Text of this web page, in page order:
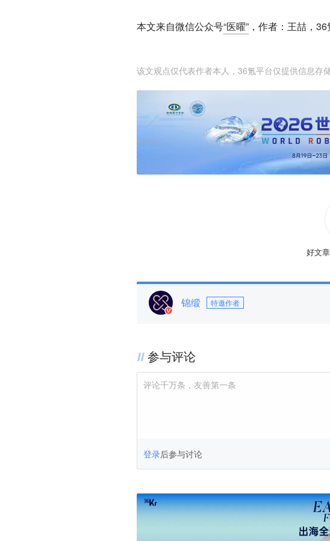
本文来自微信公众号“医曜” ，作者：王喆，36
该文观点仅代表作者本人，36氪平台仅提供信息存
好文
锦缎 特邀作者
参与评论
评论千万条，友善第一条
登录后参与讨论